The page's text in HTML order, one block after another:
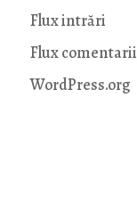
Flux intrări
Flux comentarii
WordPress.org